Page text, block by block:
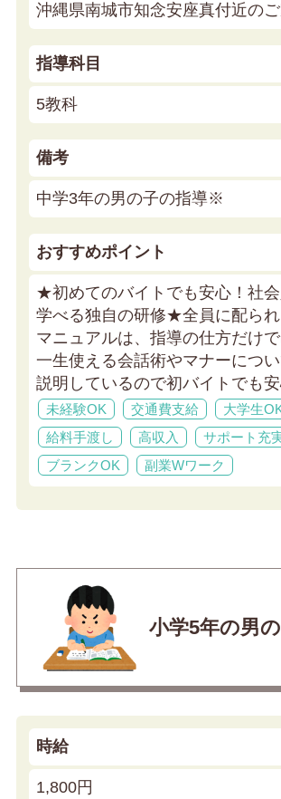
沖縄県南城市知念安座真付近の
指導科目
5教科
備考
中学3年の男の子の指導※
おすすめポイント
★初めてのバイトでも安心！社
学べる独自の研修★全員に配ら
マニュアルは、指導の仕方だけ
一生使える会話術やマナーにつ
説明しているので初バイトでも安
未経験OK 交通費支給
大学生
給料手渡し
高収入
サポート充
ブランクOK
副業Wワーク
小学5年の男
時給
1,800円